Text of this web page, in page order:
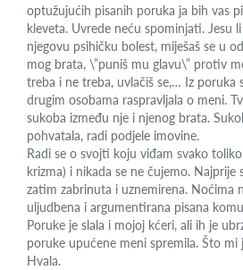
optužujućih pisanih poruka ja bih vas
kleveta. Uvrede neću spominjati. Jesu
njegovu psihičku bolest, miješaš se u
mog brata, \”puniš mu glavu\” protiv
treba i ne treba, uvlačiš se,… Iz poruka
drugim osobama raspravljala o meni.
sukoba između nje i njenog brata.
pohvatala, radi podjele imovine.
Radi se o svojti koju viđam svako
krizma) i nikada se ne čujemo. Najprije
zatim zabrinuta i uznemirena. Noćima
uljudbena i argumentirana pisana
Poruke je slala i mojoj kćeri, ali ih je
poruke upućene meni spremila. Što
Hvala.